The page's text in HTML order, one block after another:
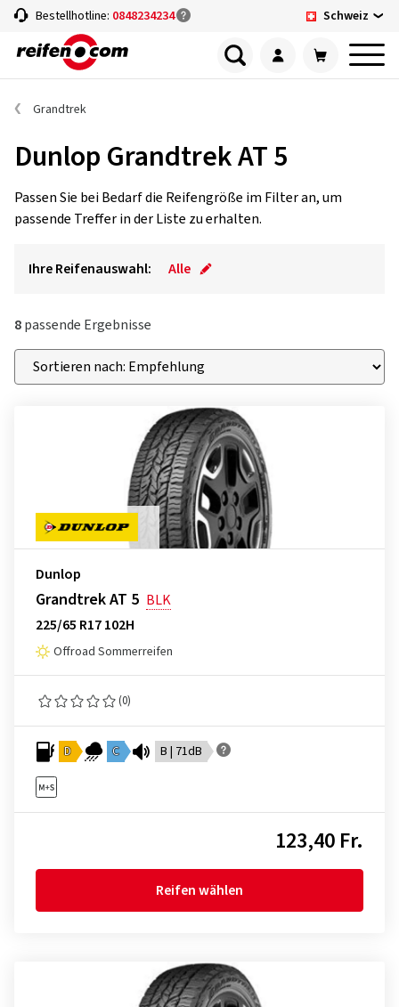
Bestellhotline: 0848234234 Schweiz
Grandtrek
Dunlop Grandtrek AT 5
Passen Sie bei Bedarf die Reifengröße im Filter an, um
passende Treffer in der Liste zu erhalten.
Ihre Reifenauswahl: Alle
8passende Ergebnisse
Dunlop
Grandtrek AT 5 BLK
225/65 R17 102H
Offroad Sommerreifen
(0)
D C B | 71dB
123,40 Fr.
Reifen wählen